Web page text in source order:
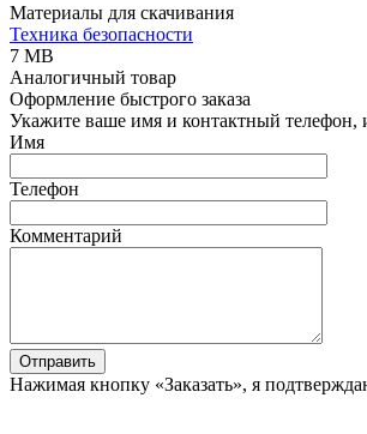
Материалы для скачивания
Техника безопасности
7 MB
Аналогичный товар
Оформление быстрого заказа
Укажите ваше имя и контактный телефон,
Имя
Телефон
Комментарий
Отправить
Нажимая кнопку «Заказать», я